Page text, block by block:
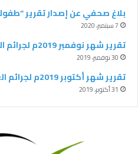
بلاغ صحفي عن إصدار تقرير
7 سبتمبر، 2020
‫تقرير شهر نوفمبر 2019م لجرائم العدوان على اليمن
30 نوفمبر، 2019
تقرير شهر أكتوبر 2019م لجرائم العدوان على اليمن
31 أكتوبر، 2019